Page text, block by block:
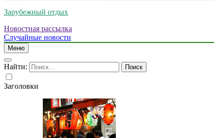
Зарубежный отдых
Новостная рассылка
Случайные новости
Меню
Найти:
Заголовки